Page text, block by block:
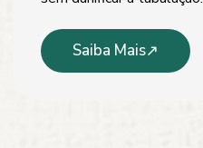
Saiba Mais